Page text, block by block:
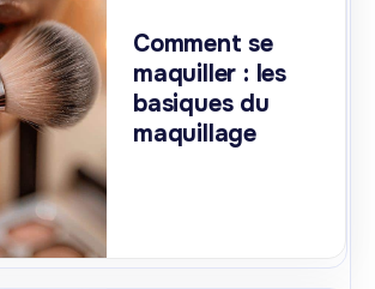
Comment se
maquiller : les
basiques du
maquillage